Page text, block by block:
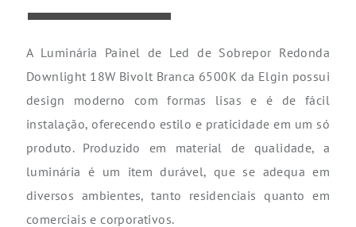
A Luminária Painel de Led de Sobrepor Redonda
Downlight 18W Bivolt Branca 6500K da Elgin possui
design moderno com formas lisas e é de fácil
instalação, oferecendo estilo e praticidade em um só
produto. Produzido em material de qualidade, a
luminária é um item durável, que se adequa em
diversos ambientes, tanto residenciais quanto em
comerciais e corporativos.